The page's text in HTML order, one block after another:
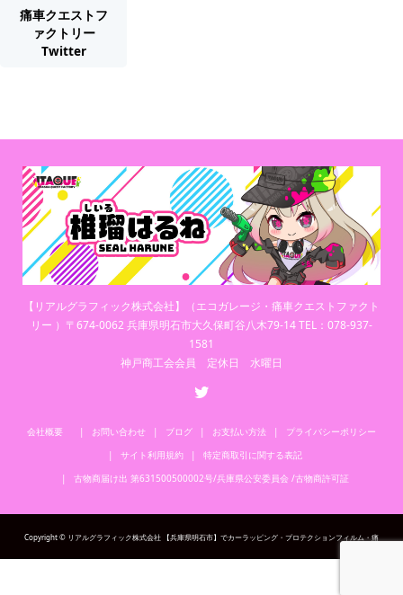
痛車クエストフ
ァクトリー
Twitter
【リアルグラフィック株式会社】（エコガレージ・痛車クエストファクト
リー ）〒674-0062 兵庫県明石市大久保町谷八木79-14 TEL：078-937-
1581
神戸商工会会員 定休日 水曜日
会社概要 お問い合わせ ブログ お支払い方法
プライバシーポリシー
サイト利用規約
特定商取引に関する表記
古物商届け出 第631500500002号/兵庫県公安委員会 /古物商許可証
Copyright © リアルグラフィック株式会社 【兵庫県明石市】でカーラッピング・プロテクションフィルム・痛